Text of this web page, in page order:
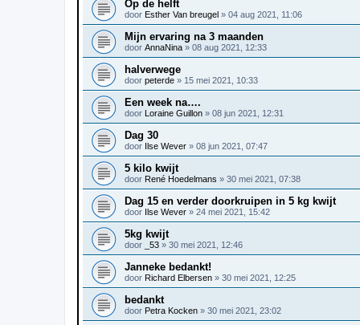
Op de helft
door Esther Van breugel » 04 aug 2021, 11:06
Mijn ervaring na 3 maanden
door AnnaNina » 08 aug 2021, 12:33
halverwege
door peterde » 15 mei 2021, 10:33
Een week na….
door Loraine Guillon » 08 jun 2021, 12:31
Dag 30
door Ilse Wever » 08 jun 2021, 07:47
5 kilo kwijt
door René Hoedelmans » 30 mei 2021, 07:38
Dag 15 en verder doorkruipen in 5 kg kwijt
door Ilse Wever » 24 mei 2021, 15:42
5kg kwijt
door _53 » 30 mei 2021, 12:46
Janneke bedankt!
door Richard Elbersen » 30 mei 2021, 12:25
bedankt
door Petra Kocken » 30 mei 2021, 23:02